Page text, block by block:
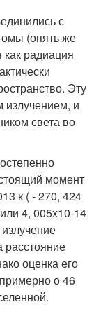
с
(опять же
радиация
Эту
излучением, и
света во
момент
к ( - 270, 424
4, 005x10-14
расстояние
оценка его
о 46